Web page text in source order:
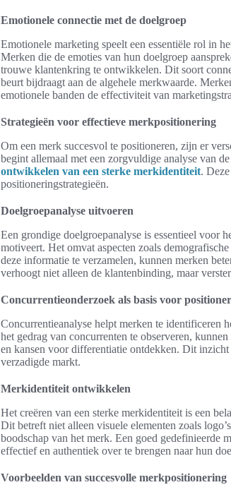
Emotionele connectie met de doelgroep
Emotionele marketing speelt een essentiële rol in
Merken die de emoties van hun doelgroep
trouwe klantenkring te ontwikkelen. Dit soort
beurt bijdraagt aan de algehele merkwaarde.
emotionele banden de effectiviteit van
Strategieën voor effectieve merkpositionering
Om een merk succesvol te positioneren, zijn er
begint allemaal met een zorgvuldige analyse van
ontwikkelen van een sterke merkidentiteit.
positioneringstrategieën.
Doelgroepanalyse uitvoeren
Een grondige doelgroepanalyse is essentieel voor
motiveert. Het omvat aspecten zoals
deze informatie te verzamelen, kunnen merken
verhoogt niet alleen de klantenbinding, maar
Concurrentieonderzoek als basis voor
Concurrentieanalyse helpt merken te identificeren
het gedrag van concurrenten te observeren,
en kansen voor differentiatie ontdekken. Dit
verzadigde markt.
Merkidentiteit ontwikkelen
Het creëren van een sterke merkidentiteit is een
Dit betreft niet alleen visuele elementen zoals
boodschap van het merk. Een goed gedefinieerde
effectief en authentiek over te brengen naar hun
Voorbeelden van succesvolle merkpositionering